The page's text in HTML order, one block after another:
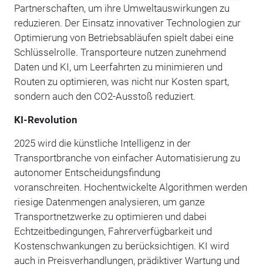
Partnerschaften, um ihre Umweltauswirkungen zu
reduzieren. Der Einsatz innovativer Technologien zur
Optimierung von Betriebsabläufen spielt dabei eine
Schlüsselrolle. Transporteure nutzen zunehmend
Daten und KI, um Leerfahrten zu minimieren und
Routen zu optimieren, was nicht nur Kosten spart,
sondern auch den CO2-Ausstoß reduziert.
KI-Revolution
2025 wird die künstliche Intelligenz in der
Transportbranche von einfacher Automatisierung zu
autonomer Entscheidungsfindung
voranschreiten. Hochentwickelte Algorithmen werden
riesige Datenmengen analysieren, um ganze
Transportnetzwerke zu optimieren und dabei
Echtzeitbedingungen, Fahrerverfügbarkeit und
Kostenschwankungen zu berücksichtigen. KI wird
auch in Preisverhandlungen, prädiktiver Wartung und